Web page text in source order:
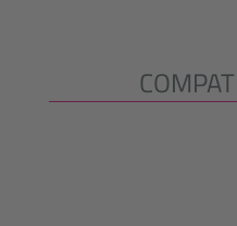
Ignorer la galerie de